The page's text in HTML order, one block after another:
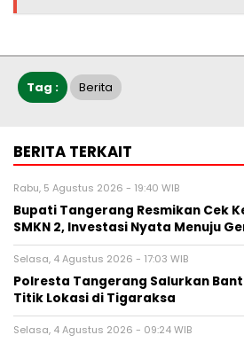
Tag : Berita
BERITA TERKAIT
Rabu, 5 Agustus 2026 - 19:40 WIB
‎Bupati Tangerang Resmikan Cek
SMKN 2, Investasi Nyata Menuju
Selasa, 4 Agustus 2026 - 17:03 WIB
Polresta Tangerang Salurkan
Titik Lokasi di Tigaraksa
Selasa, 4 Agustus 2026 - 09:24 WIB